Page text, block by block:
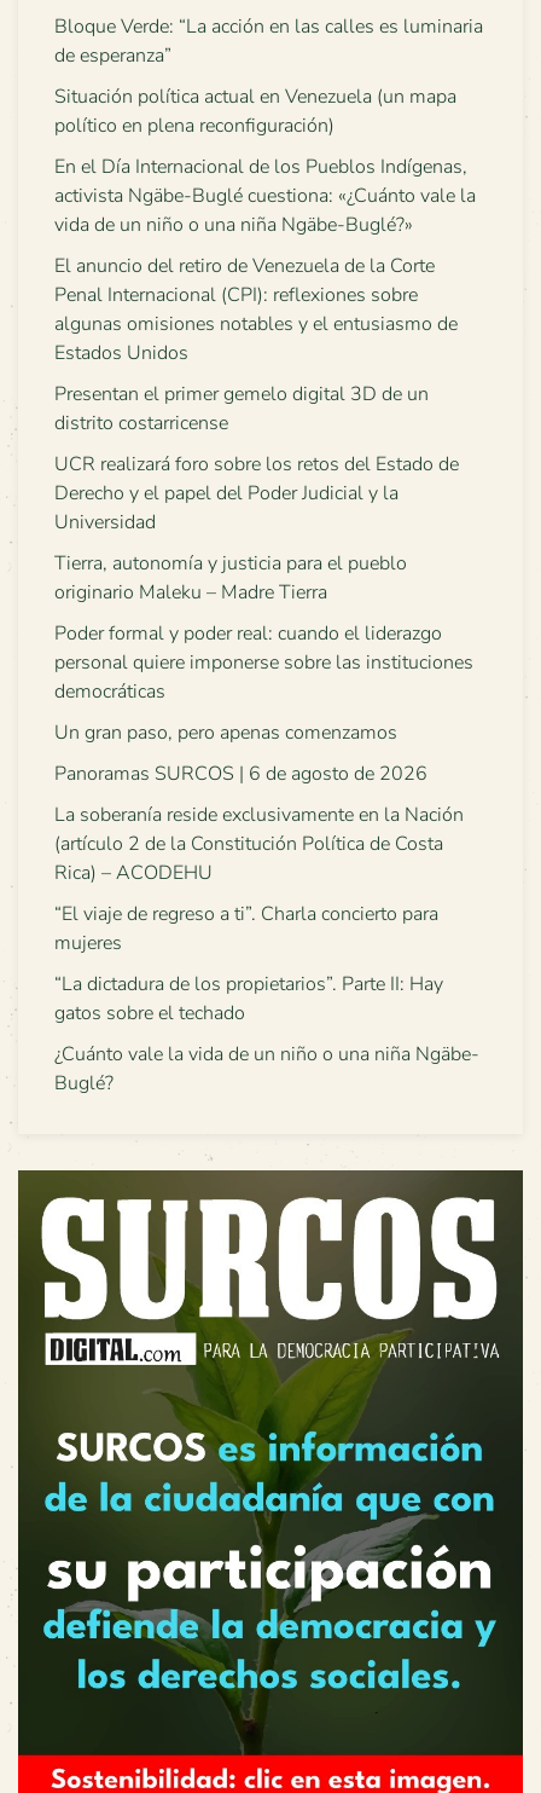
Bloque Verde: “La acción en las calles es luminaria
de esperanza”
Situación política actual en Venezuela (un mapa
político en plena reconfiguración)
En el Día Internacional de los Pueblos Indígenas,
activista Ngäbe-Buglé cuestiona: «¿Cuánto vale la
vida de un niño o una niña Ngäbe-Buglé?»
El anuncio del retiro de Venezuela de la Corte
Penal Internacional (CPI): reflexiones sobre
algunas omisiones notables y el entusiasmo de
Estados Unidos
Presentan el primer gemelo digital 3D de un
distrito costarricense
UCR realizará foro sobre los retos del Estado de
Derecho y el papel del Poder Judicial y la
Universidad
Tierra, autonomía y justicia para el pueblo
originario Maleku – Madre Tierra
Poder formal y poder real: cuando el liderazgo
personal quiere imponerse sobre las instituciones
democráticas
Un gran paso, pero apenas comenzamos
Panoramas SURCOS | 6 de agosto de 2026
La soberanía reside exclusivamente en la Nación
(artículo 2 de la Constitución Política de Costa
Rica) – ACODEHU
“El viaje de regreso a ti”. Charla concierto para
mujeres
“La dictadura de los propietarios”. Parte II: Hay
gatos sobre el techado
¿Cuánto vale la vida de un niño o una niña Ngäbe-
Buglé?